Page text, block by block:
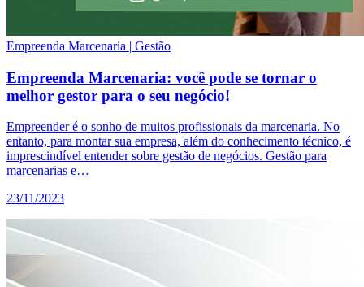
Empreenda Marcenaria | Gestão
Empreenda Marcenaria: você pode se tornar o
melhor gestor para o seu negócio!
Empreender é o sonho de muitos profissionais da marcenaria. No
entanto, para montar sua empresa, além do conhecimento técnico, é
imprescindível entender sobre gestão de negócios. Gestão para
marcenarias e…
23/11/2023